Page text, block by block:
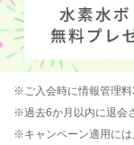
※ご入会時に情報管理料
※過去6か月以内に退会
※キャンペーン適用には